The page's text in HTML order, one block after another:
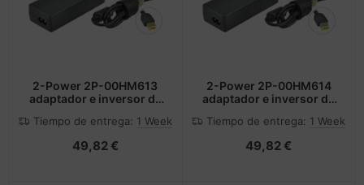
2-Power 2P-00HM613
adaptador e inversor de
Negro
Tiempo de entrega: 1 Week
49,82 €
2-Power 2P-00HM614
adaptador e inversor de
Negro
Tiempo de entrega: 1 Week
49,82 €